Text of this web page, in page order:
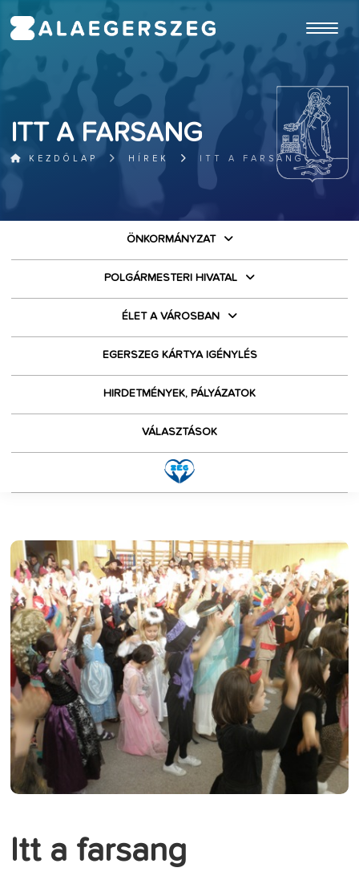
ITT A FARSANG
KEZDŐLAP HÍREK ITT A FARSANG
ÖNKORMÁNYZAT
POLGÁRMESTERI HIVATAL
ÉLET A VÁROSBAN
EGERSZEG KÁRTYA IGÉNYLÉS
HIRDETMÉNYEK, PÁLYÁZATOK
VÁLASZTÁSOK
Itt a farsang